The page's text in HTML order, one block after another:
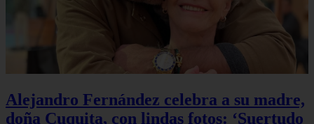
Alejandro Fernández celebra a su madre,
doña Cuquita, con lindas fotos: ‘Suertudo